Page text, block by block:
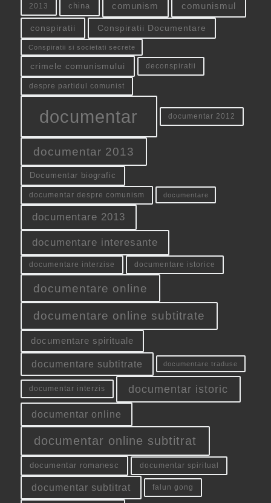
2013 china comunism comunismul
conspiratii Conspiratii Documentare
Conspiratii si societati secrete
crimele comunismului deconspiratii
despre partidul comunist
documentar documentar 2012
documentar 2013
Documentar biografic
documentar despre comunism documentare
documentare 2013
documentare interesante
documentare interzise documentare istorice
documentare online
documentare online subtitrate
documentare spirituale
documentare subtitrate documentare traduse
documentar interzis documentar istoric
documentar online
documentar online subtitrat
documentar romanesc documentar spiritual
documentar subtitrat falun gong